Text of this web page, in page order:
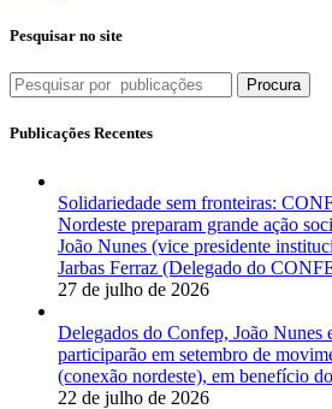
Pesquisar no site
Procura
Publicações Recentes
Solidariedade sem fronteiras:
Nordeste preparam grande ação
João Nunes (vice presidente
Jarbas Ferraz (Delegado do
27 de julho de 2026
Delegados do Confep, João Nunes
participarão em setembro de
(conexão nordeste), em benefício
22 de julho de 2026